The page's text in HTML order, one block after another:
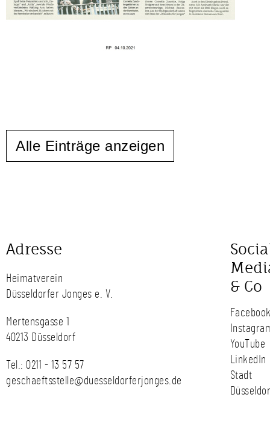
Alle Einträge anzeigen
Adresse
Heimatverein
Düsseldorfer Jonges e. V.
Mertensgasse 1
40213 Düsseldorf
Tel.: 0211 - 13 57 57
geschaeftsstelle@duesseldorferjonges.de
& Co
YouTube
LinkedIn
Stadt